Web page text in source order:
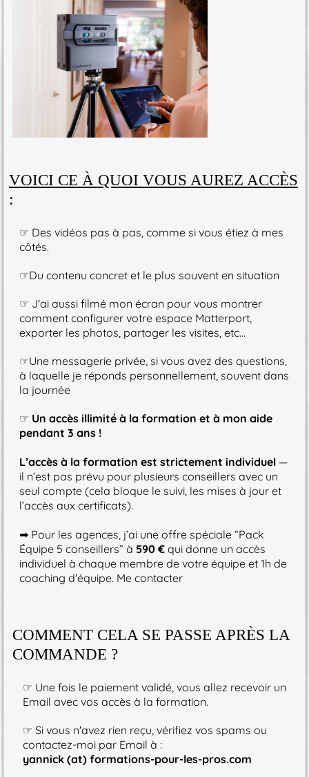
VOICI CE À QUOI VOUS AUREZ ACCÈS
:
☞ Des vidéos pas à pas, comme si vous étiez à mes
côtés.
☞Du contenu concret et le plus souvent en situation
☞ J'ai aussi filmé mon écran pour vous montrer
comment configurer votre espace Matterport,
exporter les photos, partager les visites, etc...
☞Une messagerie privée, si vous avez des questions,
à laquelle je réponds personnellement, souvent dans
la journée
☞ Un accès illimité à la formation et à mon aide
pendant 3 ans !
L’accès à la formation est strictement individuel —
il n’est pas prévu pour plusieurs conseillers avec un
seul compte (cela bloque le suivi, les mises à jour et
l’accès aux certificats).
➡ Pour les agences, j’ai une offre spéciale “Pack
Équipe 5 conseillers” à 590 € qui donne un accès
individuel à chaque membre de votre équipe et 1h de
coaching d'équipe. Me contacter
COMMENT CELA SE PASSE APRÈS LA
COMMANDE ?
☞ Une fois le paiement validé, vous allez recevoir un
Email avec vos accès à la formation.
☞ Si vous n'avez rien reçu, vérifiez vos spams ou
contactez-moi par Email à :
yannick (at) formations-pour-les-pros.com